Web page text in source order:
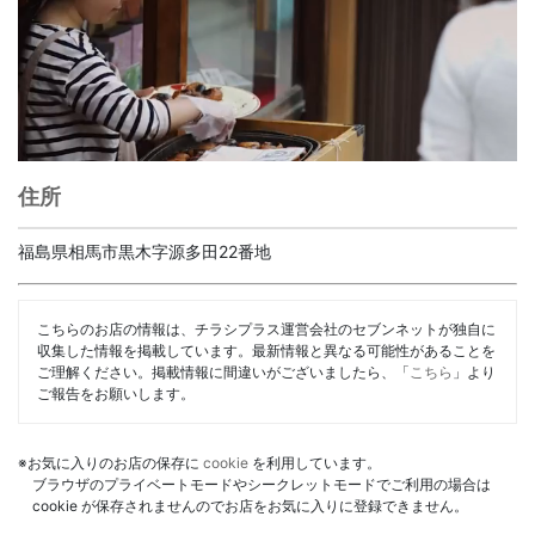
住所
福島県相馬市黒木字源多田22番地
こちらのお店の情報は、チラシプラス運営会社のセブンネットが独自に
収集した情報を掲載しています。最新情報と異なる可能性があることを
ご理解ください。掲載情報に間違いがございましたら、「 こちら 」より
ご報告をお願いします。
※お気に入りのお店の保存に cookie を利用しています。
ブラウザのプライベートモードやシークレットモードでご利用の場合は
cookie が保存されませんのでお店をお気に入りに登録できません。